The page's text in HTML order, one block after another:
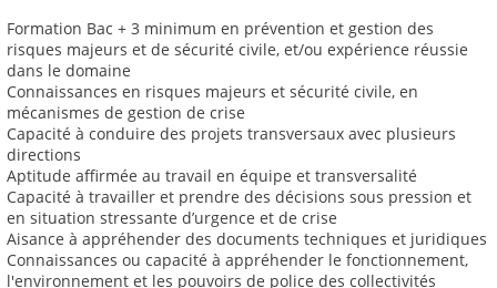
Formation Bac + 3 minimum en prévention et gestion des
risques majeurs et de sécurité civile, et/ou expérience réussie
dans le domaine
Connaissances en risques majeurs et sécurité civile, en
mécanismes de gestion de crise
Capacité à conduire des projets transversaux avec plusieurs
directions
Aptitude affirmée au travail en équipe et transversalité
Capacité à travailler et prendre des décisions sous pression et
en situation stressante d’urgence et de crise
Aisance à appréhender des documents techniques et juridiques
Connaissances ou capacité à appréhender le fonctionnement,
l'environnement et les pouvoirs de police des collectivités